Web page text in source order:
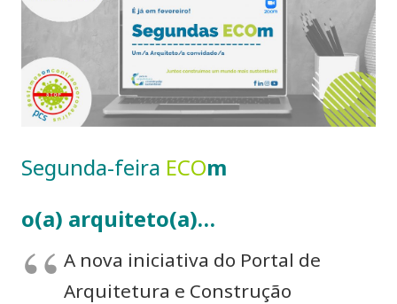
Segunda-feira ECOm
o(a) arquiteto(a)…
A nova iniciativa do Portal de
Arquitetura e Construção